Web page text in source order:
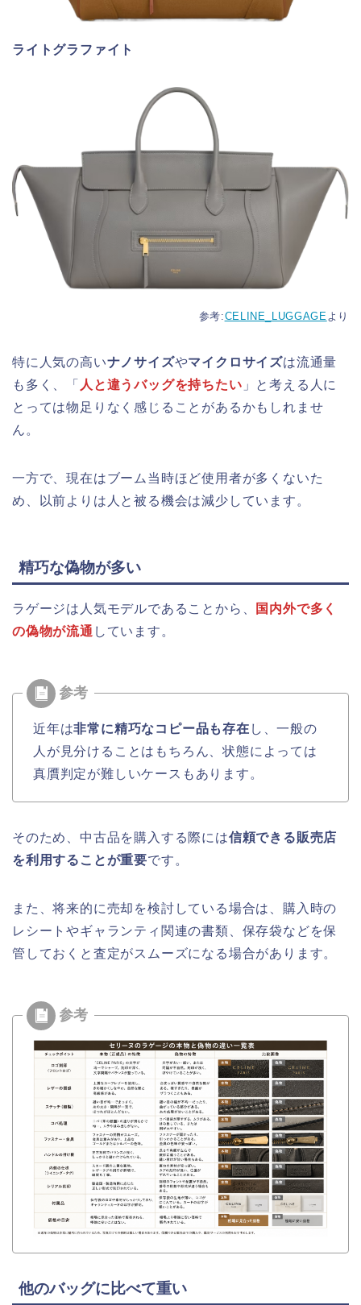
ライトグラファイト
参考:CELINE_LUGGAGEより
特に人気の高いナノサイズやマイクロサイズは流通量
も多く、「 人と違うバッグを持ちたい 」と考える人に
とっては物足りなく感じることがあるかもしれませ
ん。
一方で、現在はブーム当時ほど使用者が多くないた
め、以前よりは人と被る機会は減少しています。
精巧な偽物が多い
ラゲージは人気モデルであることから、
国内外で多く
の偽物が流通 しています。
近年は非常に精巧なコピー品も存在 し、一般の
人が見分けることはもちろん、状態によっては
真贋判定が難しいケースもあります。
そのため、中古品を購入する際には信頼できる販売店
を利用することが重要です。
また、将来的に売却を検討している場合は、購入時の
レシートやギャランティ関連の書類、保存袋などを保
管しておくと査定がスムーズになる場合があります。
他のバッグに比べて重い